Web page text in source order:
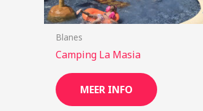
Blanes
Camping La Masia
MEER INFO